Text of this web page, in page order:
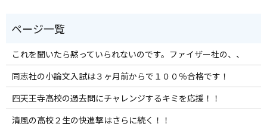
これを聞いたら黙っていられないのです。ファイザー社の、、
同志社の小論文入試は３ヶ月前からで１００％合格です！
四天王寺高校の過去問にチャレンジするキミを応援！！
清風の高校２生の快進撃はさらに続く！！